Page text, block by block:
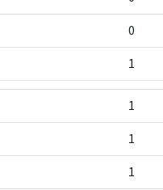
0
1
1
1
1